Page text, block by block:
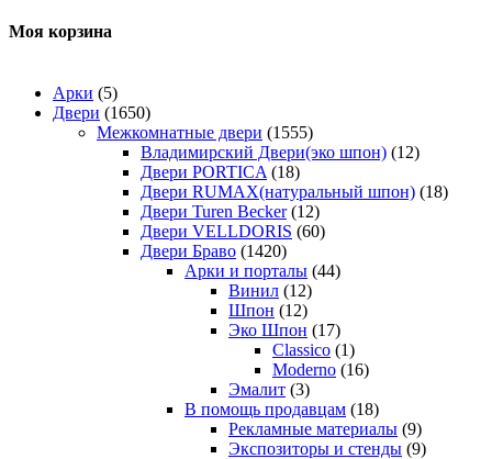
Моя корзина
Арки (5)
Двери (1650)
Межкомнатные двери (1555)
Владимирский Двери(эко шпон) (12)
Двери PORTICA (18)
Двери RUMAX(натуральный шпон) (18)
Двери Turen Becker (12)
Двери VELLDORIS (60)
Двери Браво (1420)
Арки и порталы (44)
Винил (12)
Шпон (12)
Эко Шпон (17)
Classico (1)
Moderno (16)
Эмалит (3)
В помощь продавцам (18)
Рекламные материалы (9)
Экспозиторы и стенды (9)